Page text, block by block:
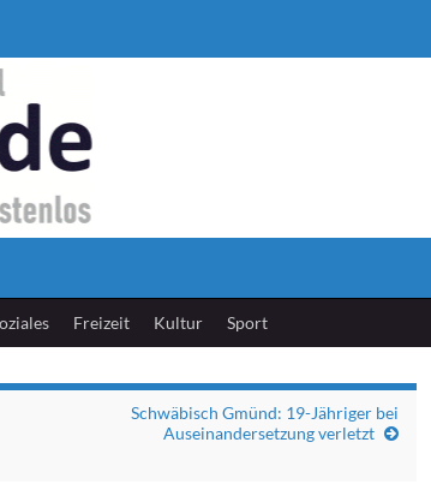
Freizeit Kultur Sport
Schwäbisch Gmünd: 19-Jähriger bei
Auseinandersetzung verletzt